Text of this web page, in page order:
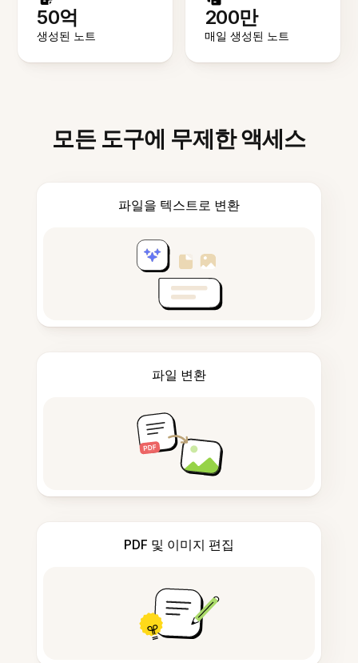
50억
생성된 노트
200만
매일 생성된 노트
모든 도구에 무제한 액세스
파일을 텍스트로 변환
파일 변환
PDF 및 이미지 편집